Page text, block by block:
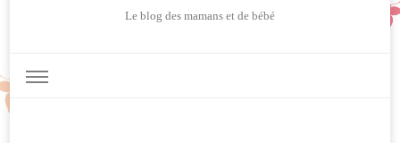
Le blog des mamans et de bébé